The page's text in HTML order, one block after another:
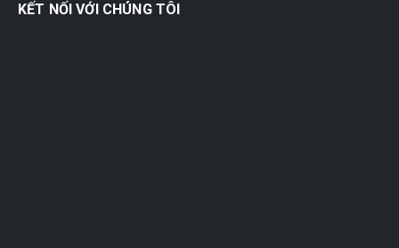
KẾT NỐI VỚI CHÚNG TÔI